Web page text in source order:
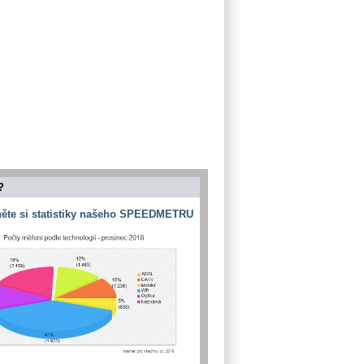
si statistiky našeho SPEEDMETRU